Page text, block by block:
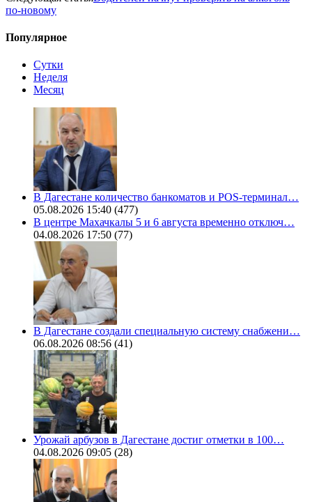
по-новому
Популярное
Сутки
Неделя
Месяц
В Дагестане количество банкоматов и POS-терминал…
05.08.2026 15:40 (477)
В центре Махачкалы 5 и 6 августа временно отключ…
04.08.2026 17:50 (77)
В Дагестане создали специальную систему снабжени…
06.08.2026 08:56 (41)
Урожай арбузов в Дагестане достиг отметки в 100…
04.08.2026 09:05 (28)